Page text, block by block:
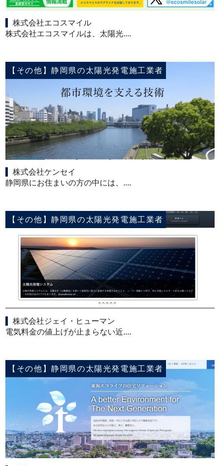
株式会社エコスマイル
株式会社エコスマイルは、太陽光....
【その他】静岡県の太陽光発電施工業者
株式会社ケンセイ
静岡県にお住まいの方の中には、....
【その他】静岡県の太陽光発電施工業者
株式会社ジェイ・ヒューマン
電気料金の値上げが止まらない近....
【その他】静岡県の太陽光発電施工業者